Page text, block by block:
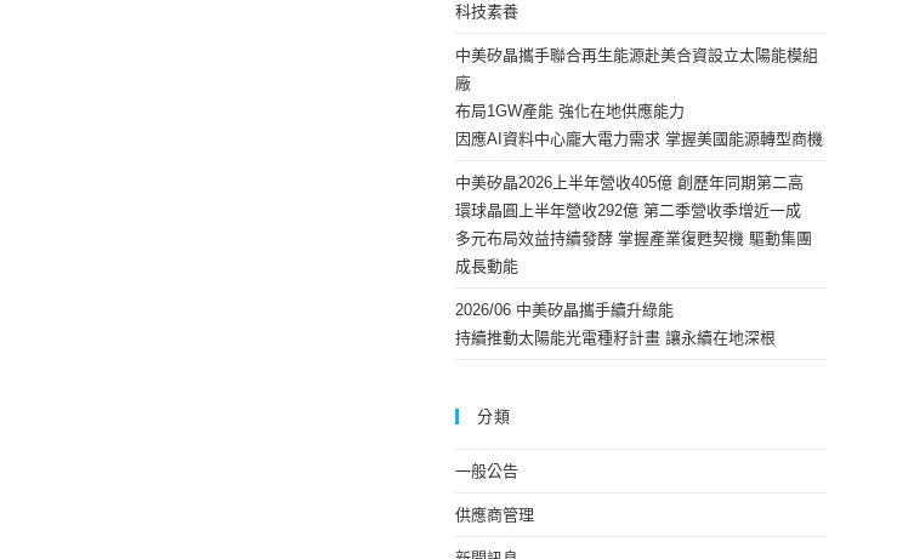
科技素養
中美矽晶攜手聯合再生能源赴美合資設立太陽能模組
廠
布局1GW產能 強化在地供應能力
因應AI資料中心龐大電力需求 掌握美國能源轉型商機
中美矽晶2026上半年營收405億 創歷年同期第二高
環球晶圓上半年營收292億 第二季營收季增近一成
多元布局效益持續發酵 掌握產業復甦契機 驅動集團
成長動能
2026/06 中美矽晶攜手續升綠能
持續推動太陽能光電種籽計畫 讓永續在地深根
分類
一般公告
供應商管理